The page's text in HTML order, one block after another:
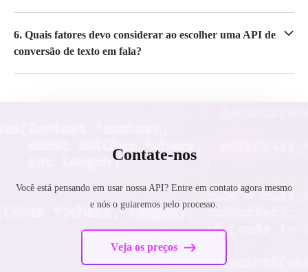
6. Quais fatores devo considerar ao escolher uma API de
conversão de texto em fala?
Contate-nos
Você está pensando em usar nossa API? Entre em contato agora mesmo
e nós o guiaremos pelo processo.
Veja os preços